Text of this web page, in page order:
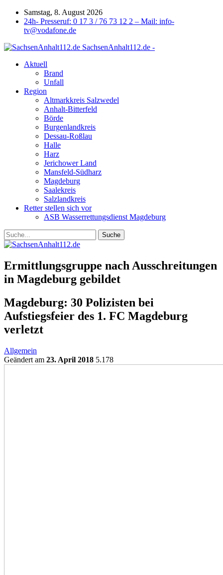
Samstag, 8. August 2026
24h- Presseruf: 0 17 3 / 76 73 12 2 – Mail: info-
tv@vodafone.de
SachsenAnhalt112.de -
Aktuell
Brand
Unfall
Region
Altmarkkreis Salzwedel
Anhalt-Bitterfeld
Börde
Burgenlandkreis
Dessau-Roßlau
Halle
Harz
Jerichower Land
Mansfeld-Südharz
Magdeburg
Saalekreis
Salzlandkreis
Retter stellen sich vor
ASB Wasserrettungsdienst Magdeburg
Ermittlungsgruppe nach Ausschreitungen
in Magdeburg gebildet
Magdeburg: 30 Polizisten bei
Aufstiegsfeier des 1. FC Magdeburg
verletzt
Allgemein
Geändert am 23. April 2018 5.178